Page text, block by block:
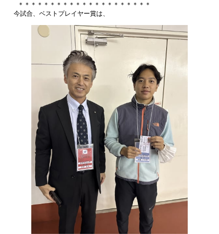
＊＊＊＊＊＊＊＊＊＊＊＊＊＊＊＊＊＊＊＊＊
今試合、ベストプレイヤー賞は、